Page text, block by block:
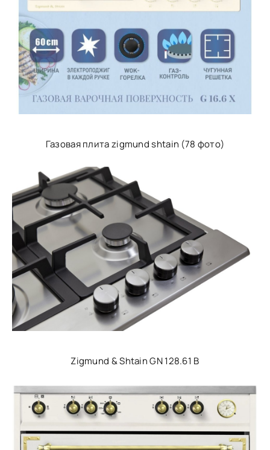
Газовая плита zigmund shtain (78 фото)
Zigmund & Shtain GN 128.61 B